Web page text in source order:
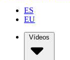
ES
EU
Vídeos